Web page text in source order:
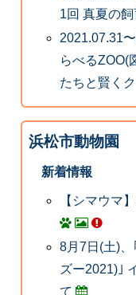
1回 真夏の飼
2021.07.31
らべるZOO(
たちと賢く
浜松市動物園
新着情報
【シマウマ
8月7日(土)、
ズー2021)｣
て